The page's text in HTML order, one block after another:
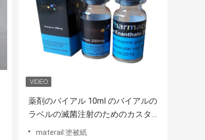
薬剤のバイアル 10ml のバイアルの
ラベルの滅菌注射のためのカスタ
マイズされたサイズ
materail:塗被紙